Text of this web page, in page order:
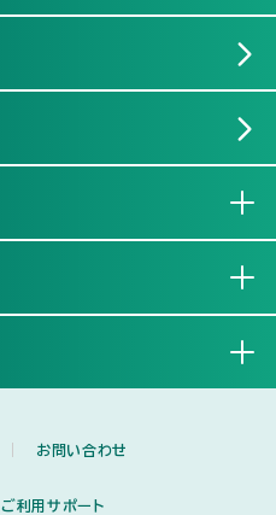
お問い合わせ
ご利用サポート